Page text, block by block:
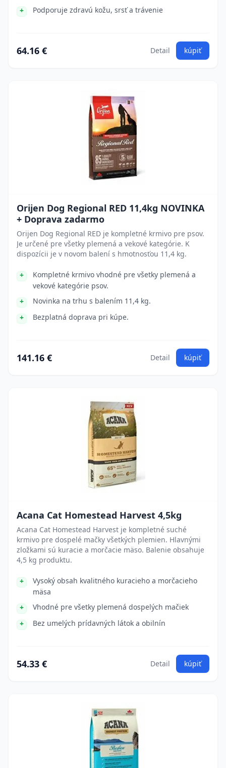
Podporuje zdravú kožu, srsť a trávenie
64.16 € Detail kúpiť
Orijen Dog Regional RED 11,4kg NOVINKA
+ Doprava zadarmo
Orijen Dog Regional RED je kompletné krmivo pre psov.
Je určené pre všetky plemená a vekové kategórie. K
dispozícii je v novom balení s hmotnosťou 11,4 kg.
Kompletné krmivo vhodné pre všetky plemená a
vekové kategórie psov.
Novinka na trhu s balením 11,4 kg.
Bezplatná doprava pri kúpe.
141.16 € Detail kúpiť
Acana Cat Homestead Harvest 4,5kg
Acana Cat Homestead Harvest je kompletné suché
krmivo pre dospelé mačky všetkých plemien. Hlavnými
zložkami sú kuracie a morčacie mäso. Balenie obsahuje
4,5 kg produktu.
Vysoký obsah kvalitného kuracieho a morčacieho
mäsa
Vhodné pre všetky plemená dospelých mačiek
Bez umelých prídavných látok a obilnín
54.33 € Detail kúpiť